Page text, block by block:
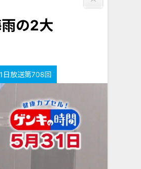
雨の2大
日放送第708回